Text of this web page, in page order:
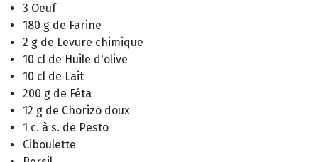
3 Oeuf
180 g de Farine
2 g de Levure chimique
10 cl de Huile d'olive
10 cl de Lait
200 g de Féta
12 g de Chorizo doux
1 c. à s. de Pesto
Ciboulette